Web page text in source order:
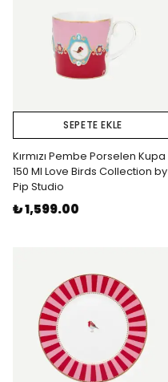
SEPETE EKLE
Kırmızı Pembe Porselen Kupa
150 Ml Love Birds Collection by
Pip Studio
₺ 1,599.00